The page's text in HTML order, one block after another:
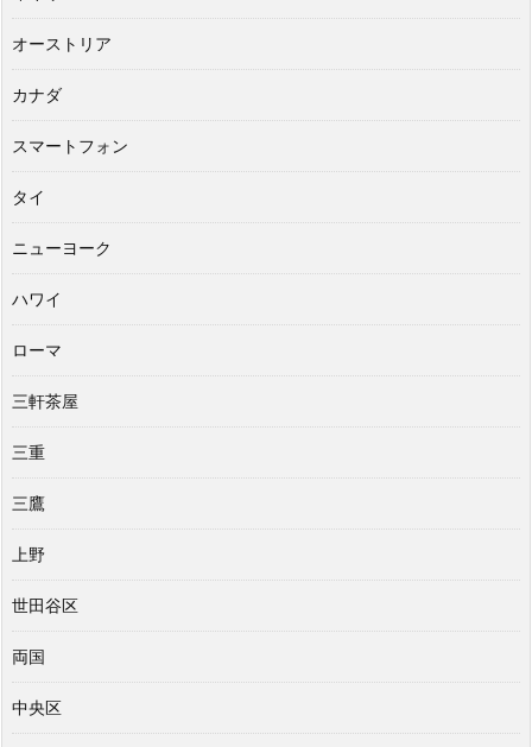
オーストリア
カナダ
スマートフォン
タイ
ニューヨーク
ハワイ
ローマ
三軒茶屋
三重
三鷹
上野
世田谷区
両国
中央区